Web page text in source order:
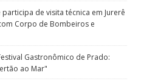
participa de visita técnica em Jurerê
Corpo de Bombeiros e
Gastronômico de Prado:
ao Mar"